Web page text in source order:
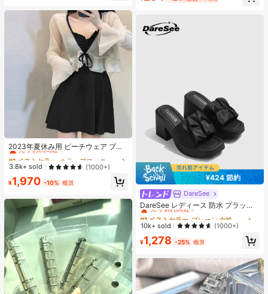
2023年夏休み用 ビーチウェア ブラ
ック 腹部スリミング 1ピース 保守的
2ピースセット セクシー
カラーブロック 女性用ワンピース
売り切れ間近！
#1 ベストセラー
売り切れ間近！
#1 ベストセラー
売り切れ間近！
#1 ベストセラー
売り切れ間近！
3.8k+ sold (1000+)
¥1,970 -10% 概算
売り切れ間近！
¥424 節約
DareSee
DareSee レディース 防水 プラット
フォーム 厚底サンダル オープントゥ
スリッポンシューズ 夏新作 チャンキ
ーハイヒール Y2Kスタイル 通学向け
#1 ベストセラー
売り切れ間近！
#1 ベストセラー
売り切れ間近！
#1 ベストセラー
売り切れ間近！
#1 ベストセラー
売り切れ間近！
10k+ sold (1000+)
¥1,278 -25% 概算